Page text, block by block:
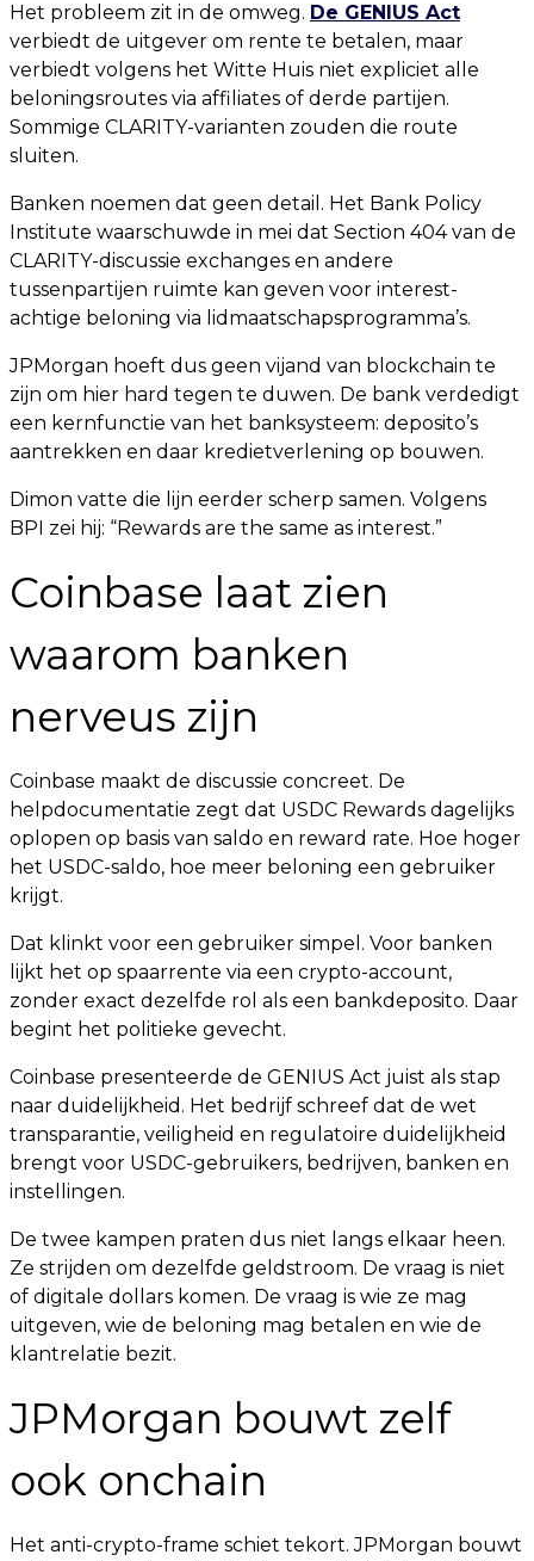
Het probleem zit in de omweg. De GENIUS Act
verbiedt de uitgever om rente te betalen, maar
verbiedt volgens het Witte Huis niet expliciet alle
beloningsroutes via affiliates of derde partijen.
Sommige CLARITY-varianten zouden die route
sluiten.
Banken noemen dat geen detail. Het Bank Policy
Institute waarschuwde in mei dat Section 404 van de
CLARITY-discussie exchanges en andere
tussenpartijen ruimte kan geven voor interest-
achtige beloning via lidmaatschapsprogramma’s.
JPMorgan hoeft dus geen vijand van blockchain te
zijn om hier hard tegen te duwen. De bank verdedigt
een kernfunctie van het banksysteem: deposito’s
aantrekken en daar kredietverlening op bouwen.
Dimon vatte die lijn eerder scherp samen. Volgens
BPI zei hij: “Rewards are the same as interest.”
Coinbase laat zien
waarom banken
nerveus zijn
Coinbase maakt de discussie concreet. De
helpdocumentatie zegt dat USDC Rewards dagelijks
oplopen op basis van saldo en reward rate. Hoe hoger
het USDC-saldo, hoe meer beloning een gebruiker
krijgt.
Dat klinkt voor een gebruiker simpel. Voor banken
lijkt het op spaarrente via een crypto-account,
zonder exact dezelfde rol als een bankdeposito. Daar
begint het politieke gevecht.
Coinbase presenteerde de GENIUS Act juist als stap
naar duidelijkheid. Het bedrijf schreef dat de wet
transparantie, veiligheid en regulatoire duidelijkheid
brengt voor USDC-gebruikers, bedrijven, banken en
instellingen.
De twee kampen praten dus niet langs elkaar heen.
Ze strijden om dezelfde geldstroom. De vraag is niet
of digitale dollars komen. De vraag is wie ze mag
uitgeven, wie de beloning mag betalen en wie de
klantrelatie bezit.
JPMorgan bouwt zelf
ook onchain
Het anti-crypto-frame schiet tekort. JPMorgan bouwt